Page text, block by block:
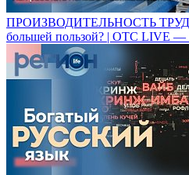
ПРОИЗВОДИТЕЛЬНОСТЬ ТРУДА.
большей пользой? | ОТС LIVE —